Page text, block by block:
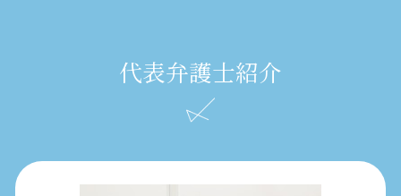
代表弁護士紹介